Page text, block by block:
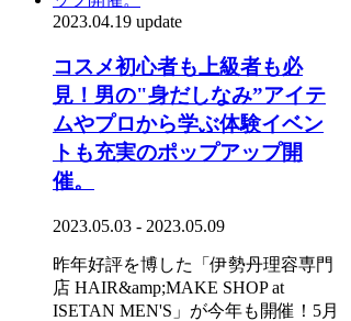
2023.04.19 update
コスメ初心者も上級者も必
見！男の"身だしなみ”アイテ
ムやプロから学ぶ体験イベン
トも充実のポップアップ開
催。
2023.05.03 - 2023.05.09
昨年好評を博した「伊勢丹理容専門
店 HAIR&amp;MAKE SHOP at
ISETAN MEN'S」が今年も開催！5月